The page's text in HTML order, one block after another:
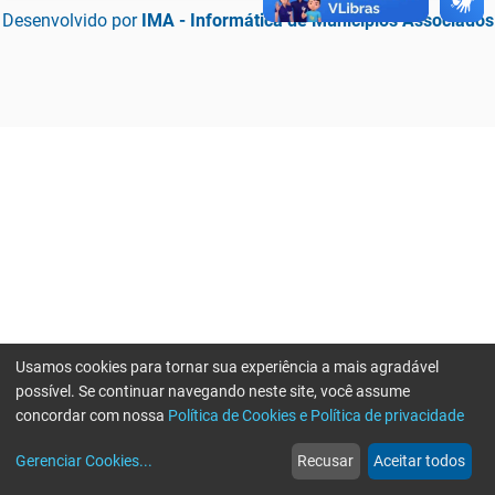
Desenvolvido por IMA - Informática de Municípios Associados
web
Notícias
more_horiz
Mais
Usamos cookies para tornar sua experiência a mais agradável
possível. Se continuar navegando neste site, você assume
concordar com nossa Política de Cookies e Política de privacidade
Gerenciar Cookies... Recusar Aceitar todos
Erro ao enviar informações, por favor tente novamente